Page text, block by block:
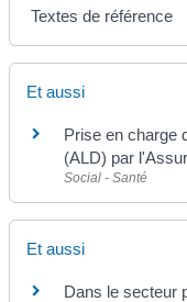
Textes de référence
Et aussi
Prise en charge
(ALD) par
Social - Santé
Et aussi
Dans le secteur